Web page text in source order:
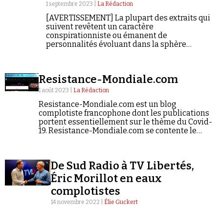
1 septembre 2023 | La Rédaction
[AVERTISSEMENT] La plupart des extraits qui
suivent revêtent un caractère
conspirationniste ou émanent de
personnalités évoluant dans la sphère
Resistance-Mondiale.com
1 août 2023 | La Rédaction
Resistance-Mondiale.com est un blog
complotiste francophone dont les publications
portent essentiellement sur le thème du Covid-
19. Resistance-Mondiale.com se contente le
De Sud Radio à TV Libertés,
Éric Morillot en eaux
complotistes
14 novembre 2022 | Élie Guckert